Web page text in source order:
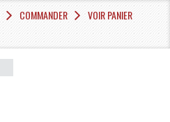
COMMANDER VOIR PANIER